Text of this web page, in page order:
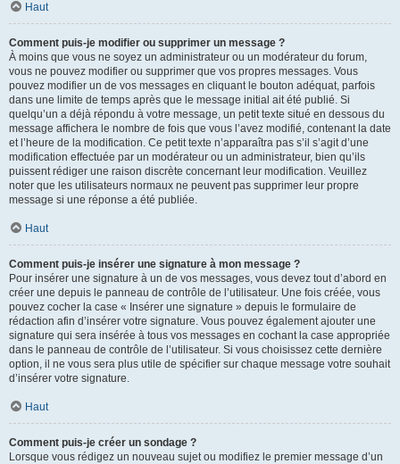
Haut
Comment puis-je modifier ou supprimer un message ?
À moins que vous ne soyez un administrateur ou un modérateur du forum,
vous ne pouvez modifier ou supprimer que vos propres messages. Vous
pouvez modifier un de vos messages en cliquant le bouton adéquat, parfois
dans une limite de temps après que le message initial ait été publié. Si
quelqu’un a déjà répondu à votre message, un petit texte situé en dessous du
message affichera le nombre de fois que vous l’avez modifié, contenant la date
et l’heure de la modification. Ce petit texte n’apparaîtra pas s’il s’agit d’une
modification effectuée par un modérateur ou un administrateur, bien qu’ils
puissent rédiger une raison discrète concernant leur modification. Veuillez
noter que les utilisateurs normaux ne peuvent pas supprimer leur propre
message si une réponse a été publiée.
Haut
Comment puis-je insérer une signature à mon message ?
Pour insérer une signature à un de vos messages, vous devez tout d’abord en
créer une depuis le panneau de contrôle de l’utilisateur. Une fois créée, vous
pouvez cocher la case « Insérer une signature » depuis le formulaire de
rédaction afin d’insérer votre signature. Vous pouvez également ajouter une
signature qui sera insérée à tous vos messages en cochant la case appropriée
dans le panneau de contrôle de l’utilisateur. Si vous choisissez cette dernière
option, il ne vous sera plus utile de spécifier sur chaque message votre souhait
d’insérer votre signature.
Haut
Comment puis-je créer un sondage ?
Lorsque vous rédigez un nouveau sujet ou modifiez le premier message d’un